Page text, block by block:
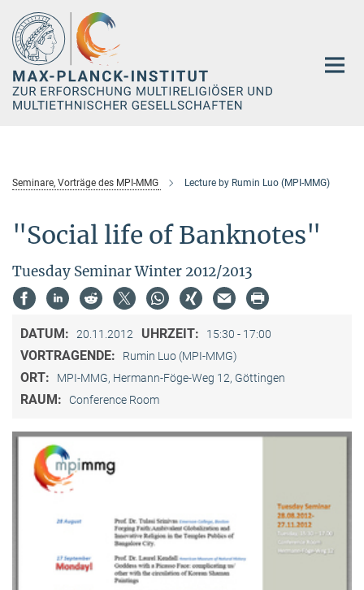
Hauptinhalt
Seminare, Vorträge des MPI-MMG Lecture by Rumin Luo (MPI-MMG)
"Social life of Banknotes"
Tuesday Seminar Winter 2012/2013
DATUM: 20.11.2012 UHRZEIT: 15:30 - 17:00
VORTRAGENDE: Rumin Luo (MPI-MMG)
ORT: MPI-MMG, Hermann-Föge-Weg 12, Göttingen
RAUM: Conference Room